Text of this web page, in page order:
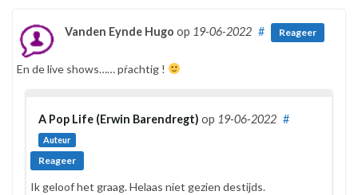
Vanden Eynde Hugo op 19-06-2022 # Reageer
En de live shows…… pŕachtig !
A Pop Life (Erwin Barendregt) op 19-06-2022
Auteur
#
Reageer
Ik geloof het graag. Helaas niet gezien destijds.